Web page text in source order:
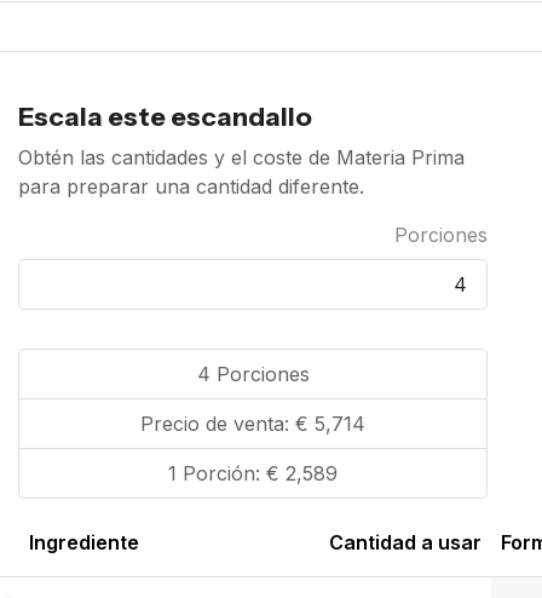
Escala este escandallo
Obtén las cantidades y el coste de Materia Prima
para preparar una cantidad diferente.
Porciones
4 Porciones
Precio de venta: € 5,714
1 Porción: € 2,589
Ingrediente Cantidad a usar